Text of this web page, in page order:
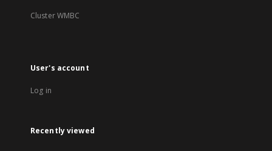
Cluster WMBC
User's account
Log in
Recently viewed